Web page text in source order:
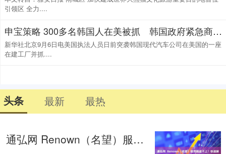
引领区 全力....
申宝策略 300多名韩国人在美被抓 韩国政府紧急商讨对策
新华社北京9月6日电美国执法人员日前突袭韩国现代汽车公司在美国的一座
在建工厂并抓....
头条 最新 最热
通弘网 Renown（名望）服务器连不上？快速解决Renown登录失败的教程